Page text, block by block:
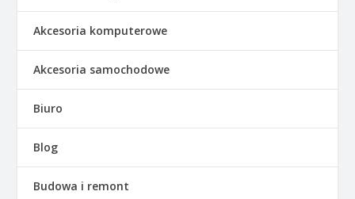
Akcesoria komputerowe
Akcesoria samochodowe
Biuro
Blog
Budowa i remont